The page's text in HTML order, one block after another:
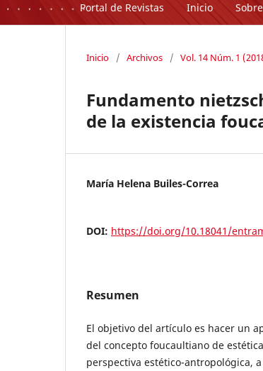
Portal de Revistas Inicio
Inicio / Archivos / Vol. 14 Núm. 1
Fundamento
de la existencia
María Helena Builes-Correa
DOI: https://doi.org/10.18041/
Resumen
El objetivo del artículo es hacer un
del concepto foucaultiano de
perspectiva estético-antropológica,